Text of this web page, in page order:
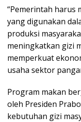
“Pemerintah harus
yang digunakan
produksi
meningkatkan gizi
memperkuat
usaha sektor
Program makan
oleh Presiden
kebutuhan gizi